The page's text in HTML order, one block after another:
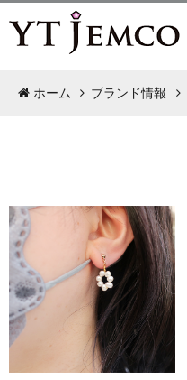
ホーム ブランド情報